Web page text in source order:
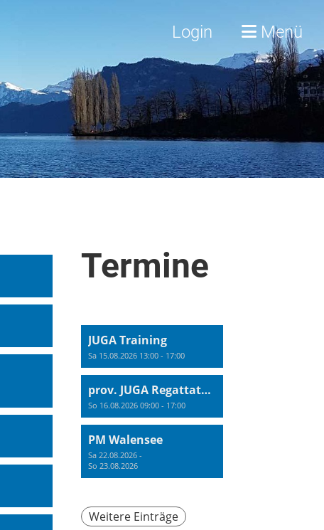
Login Menü
Termine
JUGA Training
Sa 15.08.2026 13:00 - 17:00
prov. JUGA Regattatraining
So 16.08.2026 09:00 - 17:00
PM Walensee
Sa 22.08.2026 -
So 23.08.2026
Weitere Einträge